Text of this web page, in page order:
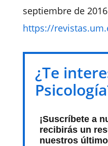
septiembre de
https://
¿Te
¡Suscríbete a
recibirás un
nuestros